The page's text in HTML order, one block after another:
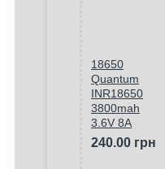
18650
Quantum
INR18650
3800mah
3.6V 8A
240.00 грн